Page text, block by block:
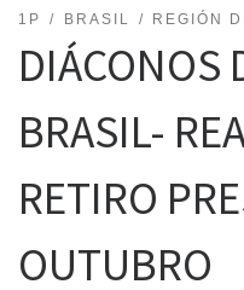
1P BRASIL REGIÓN
DIÁCONOS
BRASIL-
RETIRO
OUTUBRO